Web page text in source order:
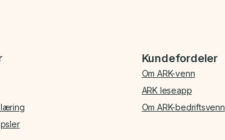
Kundefordeler
Om ARK-venn
ARK leseapp
Om ARK-bedriftsvenn